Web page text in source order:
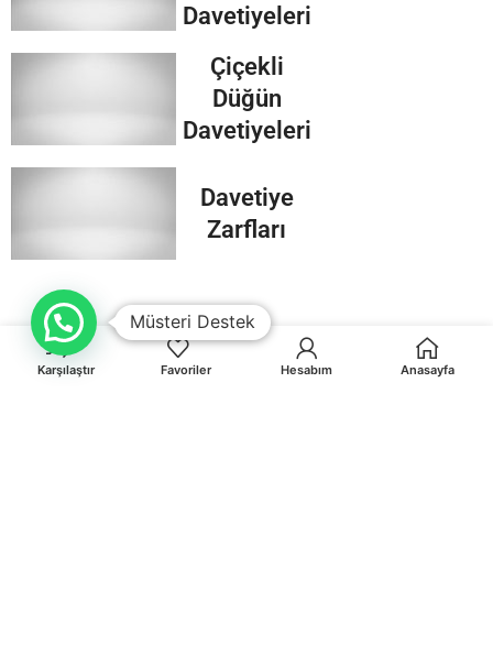
Davetiyeleri
Çiçekli
Düğün
Davetiyeleri
Davetiye
Zarfları
Karşılaştır Favoriler Hesabım Anasayfa
Müsteri Destek